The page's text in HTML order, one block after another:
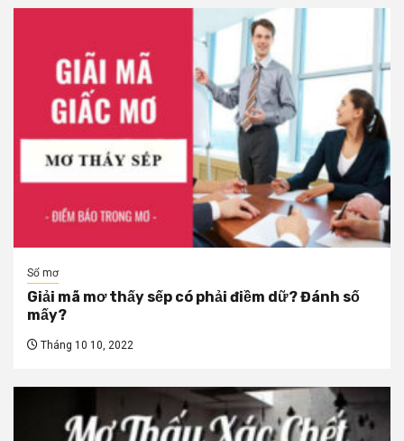
Sổ mơ
Giải mã mơ thấy sếp có phải điềm dữ? Đánh số
mấy?
Tháng 10 10, 2022